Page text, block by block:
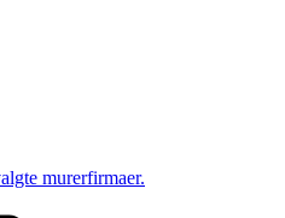
murerfirmaer.